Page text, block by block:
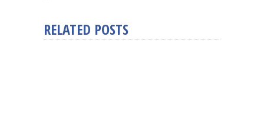
RELATED POSTS